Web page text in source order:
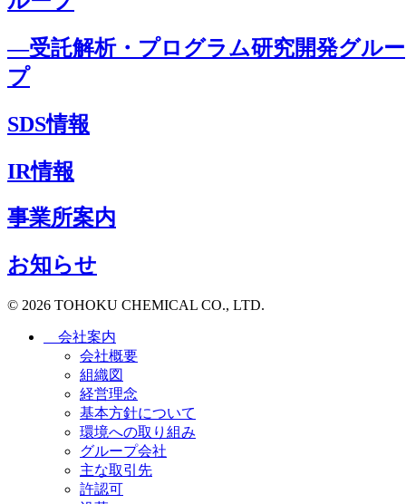
―受託解析・プログラム研究開発グルー
プ
SDS情報
IR情報
事業所案内
お知らせ
© 2026 TOHOKU CHEMICAL CO., LTD.
会社案内
会社概要
組織図
経営理念
基本方針について
環境への取り組み
グループ会社
主な取引先
許認可